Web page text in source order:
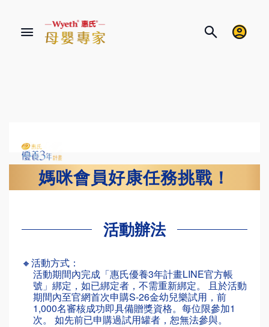
媽咪會員好康任務挑戰！
活動辦法
🔸活動方式：
活動期間內完成「惠氏優養3年計畫LINE官方帳
號」綁定，如已綁定者，不需重新綁定。 且於活動
期間內至官網首次申購S-26金幼兒樂試用，前
1,000名審核成功即具備贈獎資格。每位限參加1
次。 如先前已申購過試用罐者，恕無法參與。